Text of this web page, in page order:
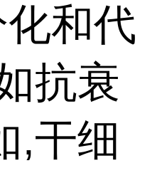
和代
抗衰
,干细